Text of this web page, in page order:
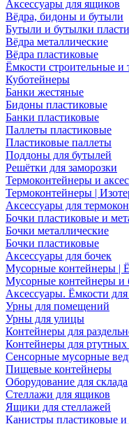
Аксессуары для ящиков
Вёдра, бидоны и бутыли
Бутыли и бутылки
Вёдра металлические
Вёдра пластиковые
Ёмкости строительные и
Куботейнеры
Банки жестяные
Бидоны пластиковые
Банки пластиковые
Паллеты пластиковые
Пластиковые паллеты
Поддоны для бутылей
Решётки для заморозки
Термоконтейнеры и
Термоконтейнеры |
Аксессуары для
Бочки пластиковые и
Бочки металлические
Бочки пластиковые
Аксессуары для бочек
Мусорные контейнеры |
Мусорные контейнеры и
Аксессуары. Ёмкости для
Урны для помещений
Урны для улицы
Контейнеры для
Контейнеры для
Сенсорные мусорные
Пищевые контейнеры
Оборудование для склада
Стеллажи для ящиков
Ящики для стеллажей
Канистры пластиковые и